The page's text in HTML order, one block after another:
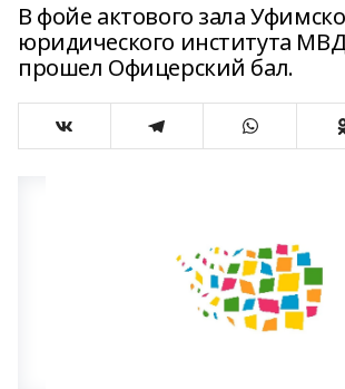
В фойе актового зала
юридического института
прошел Офицерский бал.